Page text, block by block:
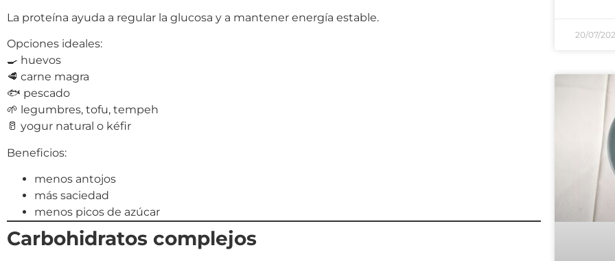
La proteína ayuda a regular la glucosa y a mantener energía estable.
Opciones ideales:
🍳 huevos
🥩 carne magra
🐟 pescado
🌱 legumbres, tofu, tempeh
🥛 yogur natural o kéfir
Beneficios:
menos antojos
más saciedad
menos picos de azúcar
Carbohidratos complejos
20/07/